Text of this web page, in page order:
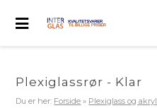
Plexiglassrør - Klar
Du er her: Forside » Plexiglass og akryl